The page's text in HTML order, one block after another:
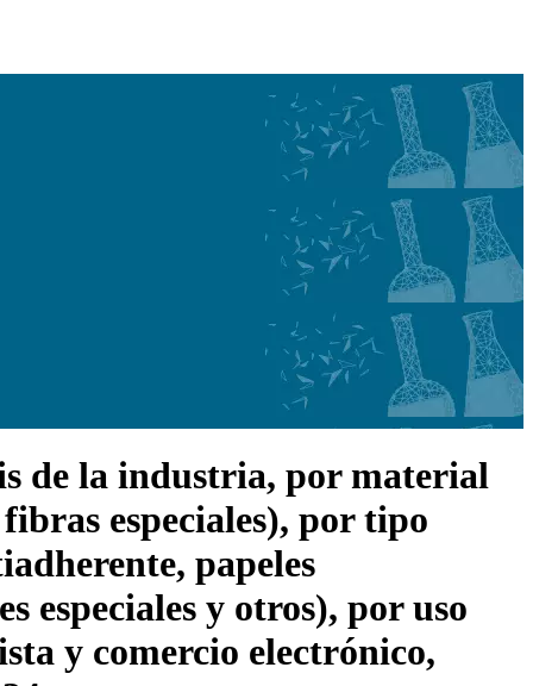
de la industria, por material
especiales), por tipo
papeles
especiales y otros), por uso
y comercio electrónico,